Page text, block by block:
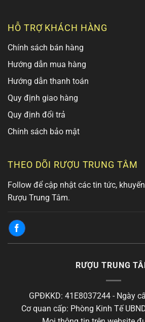
HỖ TRỢ KHÁCH HÀNG
Chính sách bán hàng
Hướng dẫn mua hàng
Hướng dẫn thanh toán
Quy định giao hàng
Quy định đổi trả
Chính sách bảo mật
THEO DÕI RƯỢU TRUNG TÂM
Follow để cập nhật các tin tức,
Rượu Trung Tâm.
RƯỢU TRUNG
GPĐKKD: 41E8037244 - Ngày
Cơ quan cấp: Phòng Kinh Tế